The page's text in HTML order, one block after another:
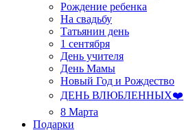
Рождение ребенка
На свадьбу
Татьянин день
1 сентября
День учителя
День Мамы
Новый Год и Рождество
ДЕНЬ ВЛЮБЛЕННЫХ❤️
8 Марта
Подарки